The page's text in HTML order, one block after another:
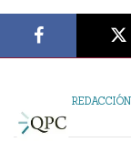
REDACCIÓN